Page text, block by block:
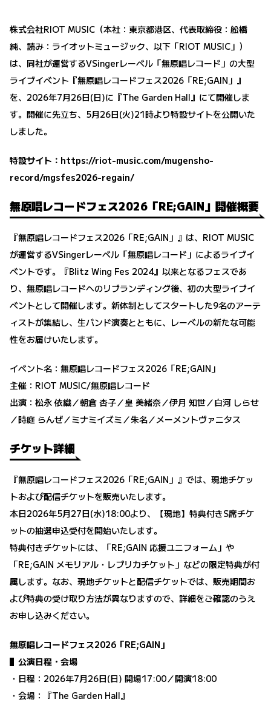
株式会社RIOT MUSIC（本社：東京都港区、代表取締役：舩橋
純、読み：ライオットミュージック、以下「RIOT MUSIC」）
は、同社が運営するVSingerレーベル「無原唱レコード」の大型
ライブイベント『無原唱レコードフェス2026「RE;GAIN」』
を、2026年7月26日(日)に『The Garden Hall』にて開催しま
す。開催に先立ち、5月26日(火)21時より特設サイトを公開いた
しました。
特設サイト： https://riot-music.com/mugensho-
record/mgsfes2026-regain/
無原唱レコードフェス2026「RE;GAIN」開催概要
『無原唱レコードフェス2026「RE;GAIN」』は、RIOT MUSIC
が運営するVSingerレーベル「無原唱レコード」によるライブイ
ベントです。『Blitz Wing Fes 2024』以来となるフェスであ
り、無原唱レコードへのリブランディング後、初の大型ライブイ
ベントとして開催します。新体制としてスタートした9名のアーテ
ィストが集結し、生バンド演奏とともに、レーベルの新たな可能
性をお届けいたします。
イベント名：無原唱レコードフェス2026「RE;GAIN」
主催：RIOT MUSIC/無原唱レコード
出演：松永 依織／朝倉 杏子／皇 美緒奈／伊月 知世／白河 しらせ
／時庭 らんぜ／ミナミイズミ／朱名／メーメントヴァニタス
チケット詳細
『無原唱レコードフェス2026「RE;GAIN」』では、現地チケッ
トおよび配信チケットを販売いたします。
本日2026年5月27日(水)18:00より、【現地】特典付きS席チケ
ットの抽選申込受付を開始いたします。
特典付きチケットには、「RE;GAIN 応援ユニフォーム」や
「RE;GAIN メモリアル・レプリカチケット」などの限定特典が付
属します。なお、現地チケットと配信チケットでは、販売期間お
よび特典の受け取り方法が異なりますので、詳細をご確認のうえ
お申し込みください。
無原唱レコードフェス2026「RE;GAIN」
▌公演日程・会場
・日程：2026年7月26日(日) 開場17:00／開演18:00
・会場：『The Garden Hall』